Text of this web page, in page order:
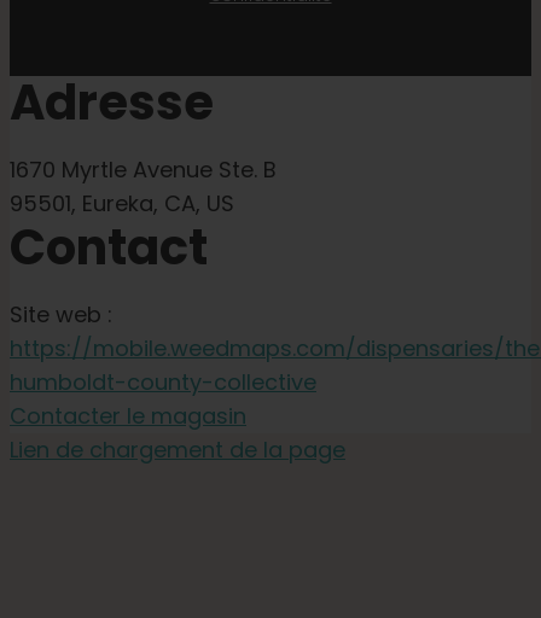
Adresse
1670 Myrtle Avenue Ste. B
95501, Eureka, CA, US
Contact
Site web :
https://mobile.weedmaps.com/dispensaries/
humboldt-county-collective
Contacter le magasin
Lien de chargement de la page